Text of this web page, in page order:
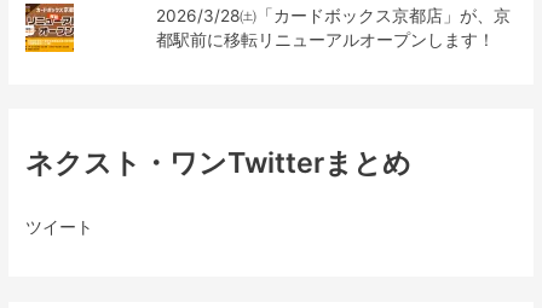
2026/3/28㈯「カードボックス京都店」が、京
都駅前に移転リニューアルオープンします！
ネクスト・ワンTwitterまとめ
ツイート